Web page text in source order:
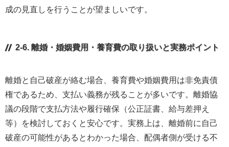
成の見直しを行うことが望ましいです。
2-6. 離婚・婚姻費用・養育費の取り扱いと実務ポイント
離婚と自己破産が絡む場合、養育費や婚姻費用は非免責債
権であるため、支払い義務が残ることが多いです。離婚協
議の段階で支払方法や履行確保（公正証書、給与差押え
等）を検討しておくと安心です。実務上は、離婚前に自己
破産の可能性があるとわかった場合、配偶者側が受ける不